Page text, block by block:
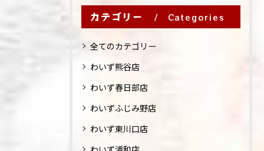
カテゴリー Categories
全てのカテゴリー
わいず熊谷店
わいず春日部店
わいずふじみ野店
わいず東川口店